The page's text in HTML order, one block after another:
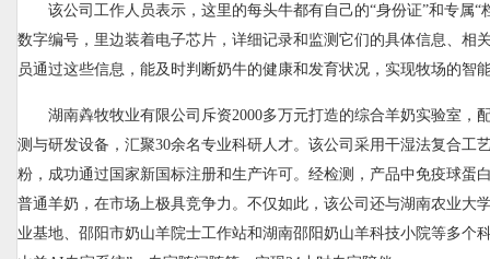
该公司工作人员表示，这里的每头牛都有自己的“身份证”和专属“
数字编号，里边装着电子芯片，详细记录和监测它们的具体信息、相
员通过这些信息，能及时判断奶牛的健康和发育状况，实现牧场的智
湖南羴牧牧业有限公司斥资2000多万元打造的综合羊奶实验室，
测与研发设备，汇聚30余名专业科研人才。该公司采用干湿法复合工
粉，成功通过国家新国标注册和生产许可。经检测，产品中免疫球蛋
普通羊奶，在市场上极具竞争力。不仅如此，该公司还与湖南农业大
业基地、邵阳市奶山羊院士工作站和湖南邵阳奶山羊科技小院等多个